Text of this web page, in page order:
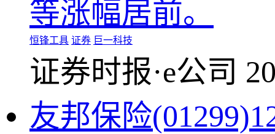
等涨幅居前。
恒锋工具 证券 巨一科技
证券时报·e公司
友邦保险